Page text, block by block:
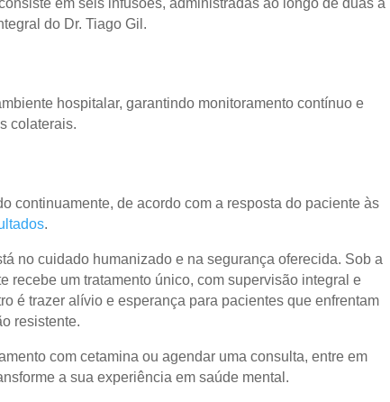
do Dr. Tiago Gil.
hospitalar, garantindo monitoramento contínuo e
colaterais.
continuamente, de acordo com a resposta do paciente às
.
no cuidado humanizado e na segurança oferecida. Sob a
recebe um tratamento único, com supervisão integral e
é trazer alívio e esperança para pacientes que enfrentam
resistente.
com cetamina ou agendar uma consulta, entre em
a sua experiência em saúde mental.